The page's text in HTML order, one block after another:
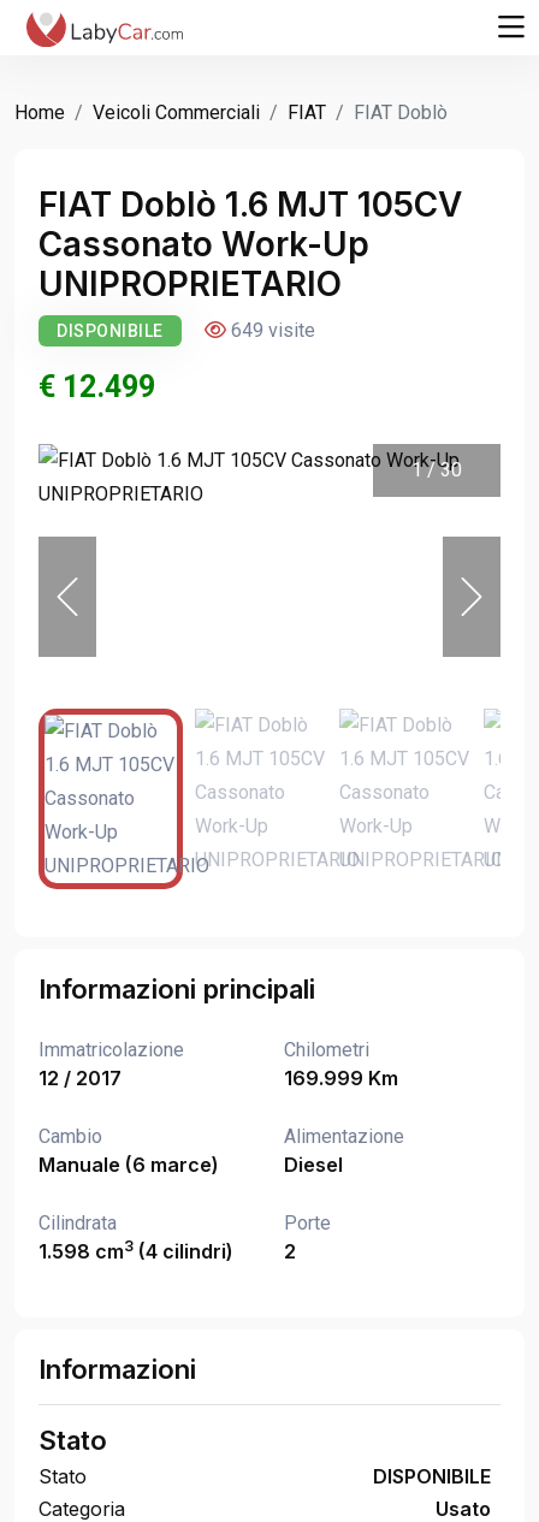
Home Veicoli Commerciali FIAT FIAT Doblò
FIAT Doblò 1.6 MJT 105CV
Cassonato Work-Up
UNIPROPRIETARIO
DISPONIBILE 649 visite
€ 12.499
1 /30
Informazioni principali
Immatricolazione
12 / 2017
Chilometri
169.999 Km
Cambio
Manuale (6 marce)
Alimentazione
Diesel
Cilindrata
1.598 cm3 (4 cilindri)
Porte
2
Informazioni
Stato
Stato
DISPONIBILE
Categoria
Usato